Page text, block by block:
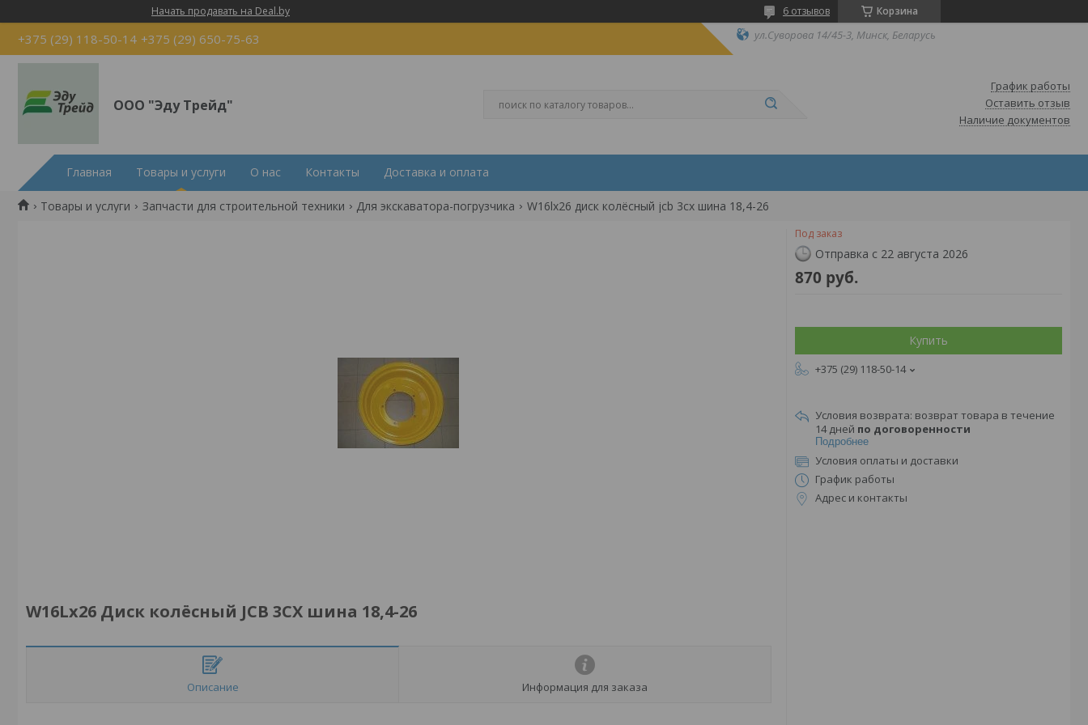
Начать продавать на Deal.by Корзина
6 отзывов
+375 (29) 118-50-14 +375 (29) 650-75-63 ул.Суворова 14/45-3, Минск, Беларусь
ООО "Эду Трейд"
График работы
Оставить отзыв
Наличие документов
Главная Товары и услуги О нас Контакты Доставка и оплата
Товары и услуги Запчасти для строительной техники Для экскаватора-погрузчика W16lх26 диск колёсный jcb 3сх шина 18,4-26
W16Lх26 Диск колёсный JCB 3СХ шина 18,4-26
Описание Информация для заказа
Под заказ
Отправка с 22 августа 2026
870 руб.
Купить
+375 (29) 118-50-14
возврат товара в течение
14 дней по договоренности
Подробнее
Условия оплаты и доставки
График работы
Адрес и контакты